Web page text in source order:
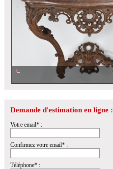
Demande d'estimation en ligne :
Votre email* :
Confirmez votre email* :
Téléphone* :